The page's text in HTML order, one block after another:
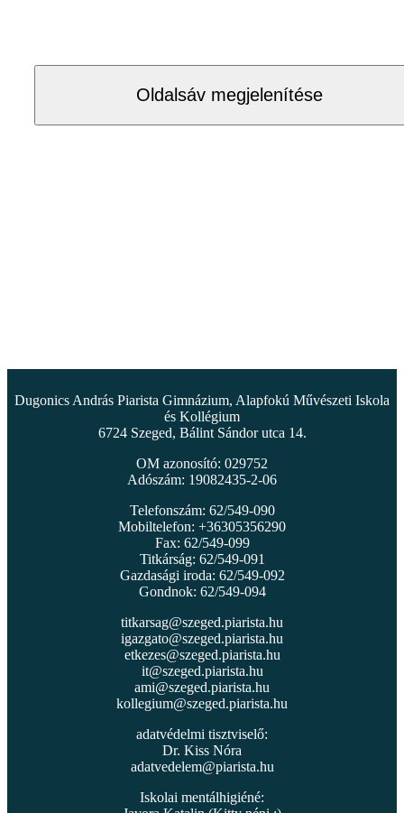
Oldalsáv megjelenítése
Dugonics András Piarista Gimnázium, Alapfokú Művészeti Iskola
és Kollégium
6724 Szeged, Bálint Sándor utca 14.
OM azonosító: 029752
Adószám: 19082435-2-06
Telefonszám: 62/549-090
Mobiltelefon: +36305356290
Fax: 62/549-099
Titkárság: 62/549-091
Gazdasági iroda: 62/549-092
Gondnok: 62/549-094
titkarsag@szeged.piarista.hu
igazgato@szeged.piarista.hu
etkezes@szeged.piarista.hu
it@szeged.piarista.hu
ami@szeged.piarista.hu
kollegium@szeged.piarista.hu
adatvédelmi tisztviselő:
Dr. Kiss Nóra
adatvedelem@piarista.hu
Iskolai mentálhigiéné: